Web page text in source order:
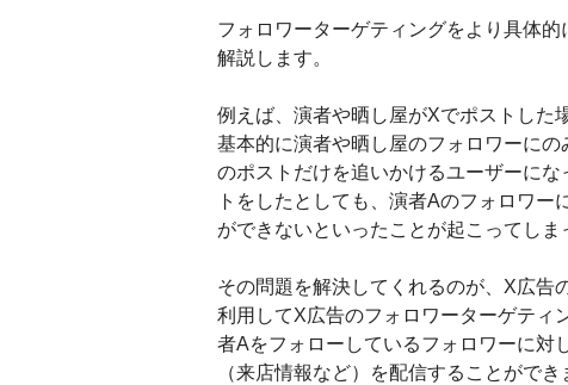
フォロワーターゲティングをより具体
解説します。
例えば、演者や晒し屋がXでポストした
基本的に演者や晒し屋のフォロワーに
のポストだけを追いかけるユーザーに
トをしたとしても、演者Aのフォロワ
ができないといったことが起こってしま
その問題を解決してくれるのが、X広告
利用してX広告のフォロワーターゲティ
者Aをフォローしているフォロワーに対
（来店情報など）を配信することができ